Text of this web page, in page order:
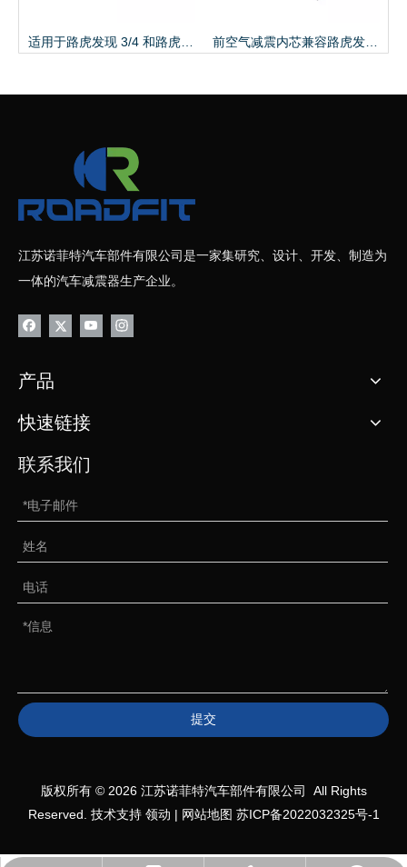
适用于路虎发现 3/4 和路虎揽胜运动版 L320/L319 后空气悬架支柱内芯，不带 ADS 前空气减震内芯兼容路虎发现 3/4 和路虎揽胜运动版 L320 - 不带 ADS/非电子悬架车型
江苏诺菲特汽车部件有限公司是一家集研究、设计、开发、制造为
一体的汽车减震器生产企业。
产品
快速链接
联系我们
提交
版权所有 © 2026江苏诺菲特汽车部件有限公司 All Rights
Reserved. 技术支持 领动 | 网站地图 苏ICP备2022032325号-1